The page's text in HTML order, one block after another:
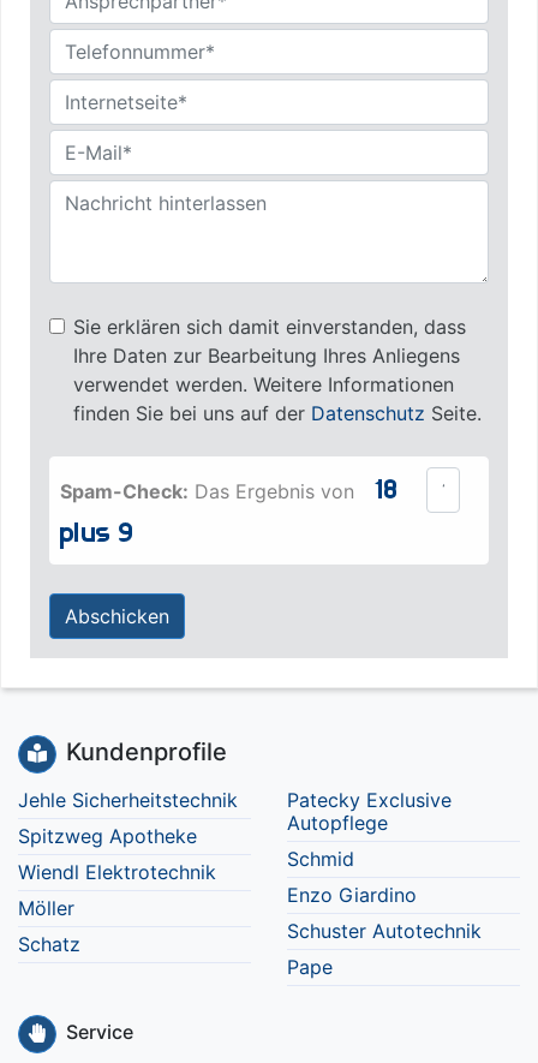
Sie erklären sich damit einverstanden, dass
Ihre Daten zur Bearbeitung Ihres Anliegens
verwendet werden. Weitere Informationen
finden Sie bei uns auf der Datenschutz Seite.
Spam-Check: Das Ergebnis von
Abschicken
Kundenprofile
Jehle Sicherheitstechnik
Spitzweg Apotheke
Wiendl Elektrotechnik
Möller
Schatz
Patecky Exclusive
Autopflege
Schmid
Enzo Giardino
Schuster Autotechnik
Pape
Service